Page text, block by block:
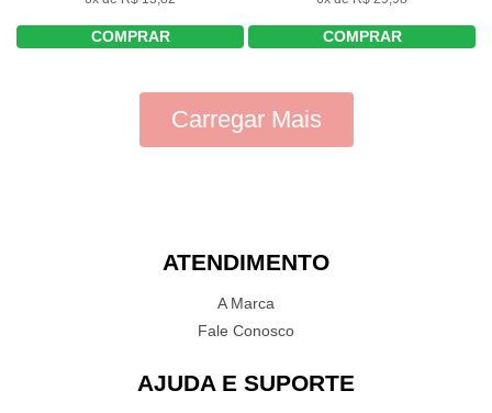
COMPRAR COMPRAR
Carregar Mais
ATENDIMENTO
A Marca
Fale Conosco
AJUDA E SUPORTE